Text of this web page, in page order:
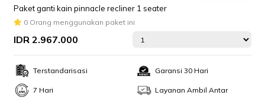
Paket ganti kain pinnacle recliner 1 seater
0 Orang menggunakan paket ini
IDR 2.967.000
Terstandarisasi Garansi 30 Hari
7 Hari Layanan Ambil Antar